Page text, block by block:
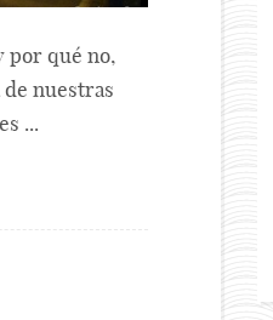
por qué no,
de nuestras
...